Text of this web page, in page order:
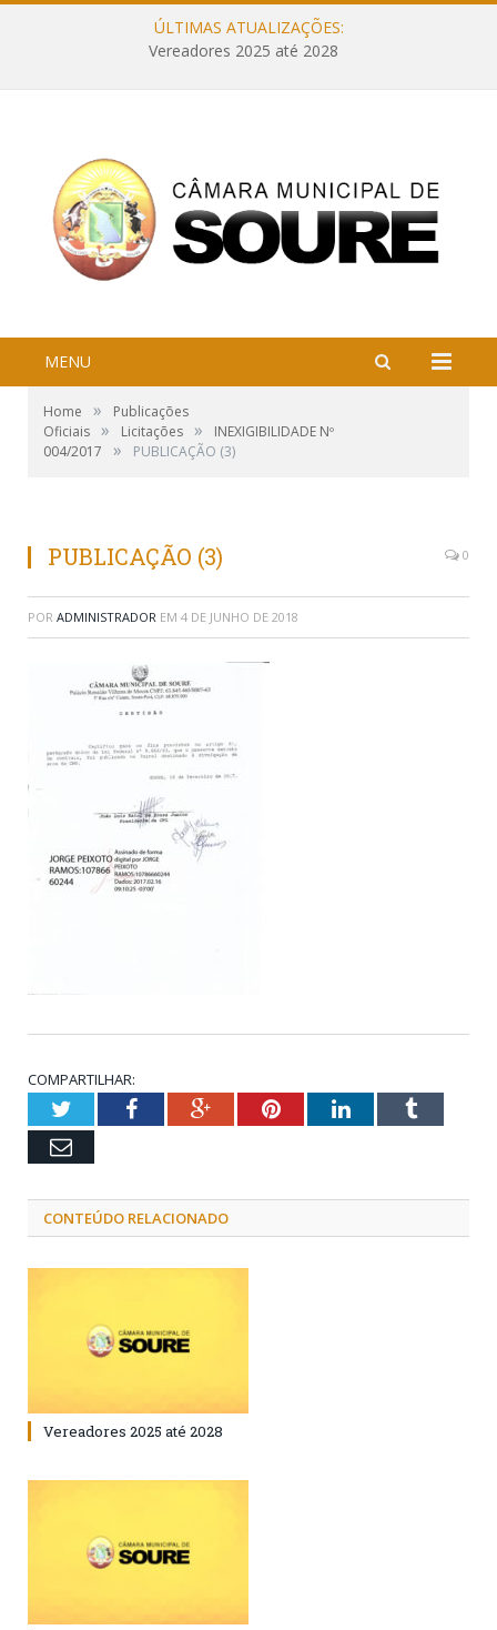
ÚLTIMAS ATUALIZAÇÕES:
Vereadores 2025 até 2028
MENU
Home »
Publicações
Oficiais » Licitações »
INEXIGIBILIDADE Nº
004/2017
» PUBLICAÇÃO (3)
PUBLICAÇÃO (3) 0
POR ADMINISTRADOR EM 4 DE JUNHO DE 2018
COMPARTILHAR:
TwitterFacebookGoogle+PinterestLinkedInTumblr
Email
CONTEÚDO RELACIONADO
Vereadores 2025 até 2028